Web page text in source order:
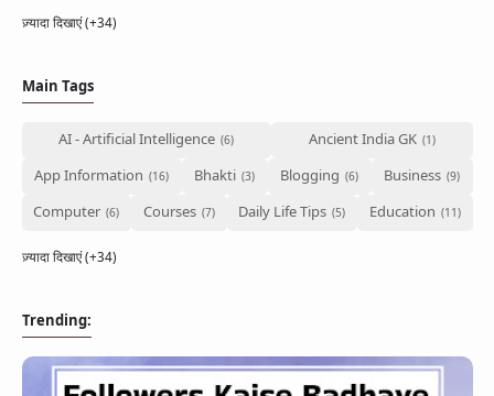
ज़्यादा दिखाएं (+34)
Main Tags
AI - Artificial Intelligence
Ancient India GK
App Information
Bhakti Blogging
Business
Computer
Courses Daily Life Tips Education
ज़्यादा दिखाएं (+34)
Trending: